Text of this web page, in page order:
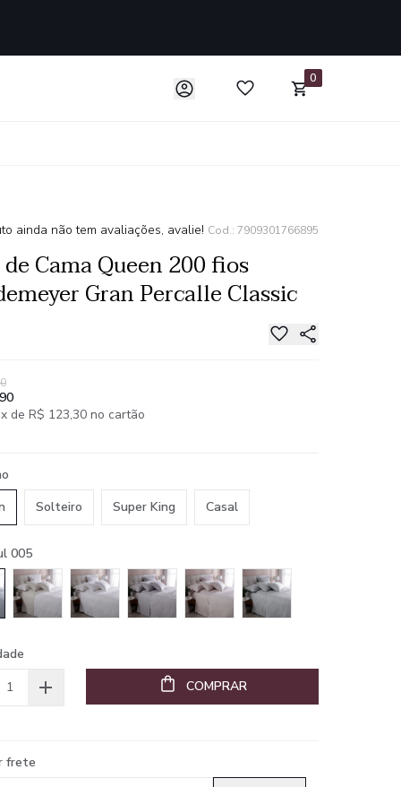
0
ainda não tem avaliações, avalie! Cod.: 7909301766895
de Cama Queen 200 fios
Gran Percalle Classic
de R$ 123,30 no cartão
Solteiro Super King Casal
005
COMPRAR
frete